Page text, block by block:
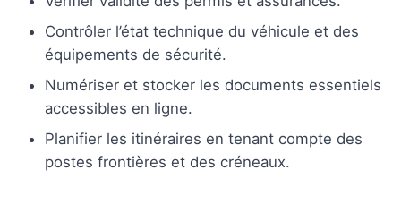
Contrôler l’état technique du véhicule et des
équipements de sécurité.
Numériser et stocker les documents essentiels
accessibles en ligne.
Planifier les itinéraires en tenant compte des
postes frontières et des créneaux.